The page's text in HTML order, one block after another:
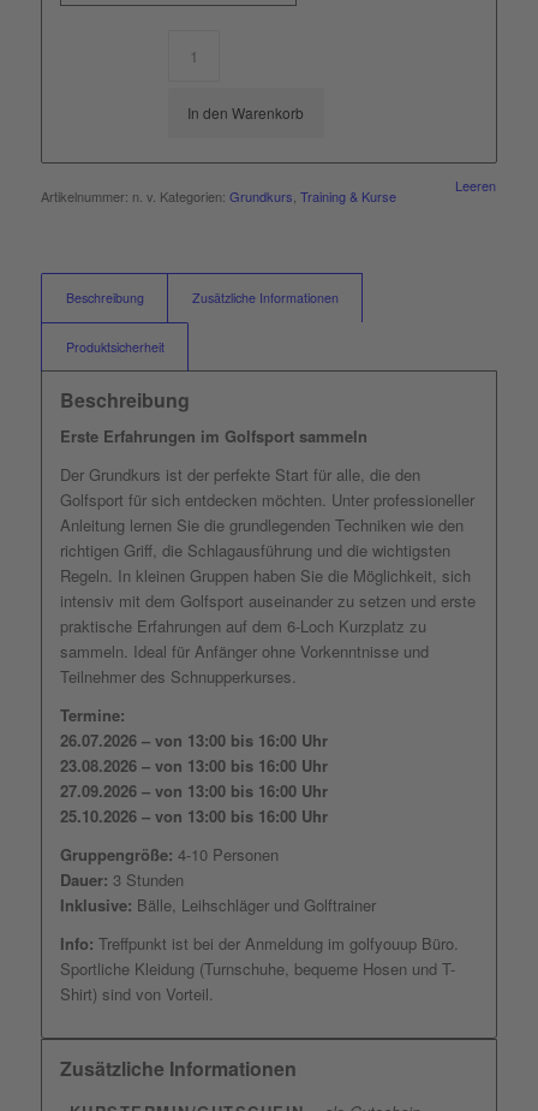
Leeren
In den Warenkorb
Artikelnummer: n. v. Kategorien: Grundkurs, Training & Kurse
Beschreibung Zusätzliche Informationen
Produktsicherheit
Beschreibung
Erste Erfahrungen im Golfsport sammeln
Der Grundkurs ist der perfekte Start für alle, die den
Golfsport für sich entdecken möchten. Unter professioneller
Anleitung lernen Sie die grundlegenden Techniken wie den
richtigen Griff, die Schlagausführung und die wichtigsten
Regeln. In kleinen Gruppen haben Sie die Möglichkeit, sich
intensiv mit dem Golfsport auseinander zu setzen und erste
praktische Erfahrungen auf dem 6-Loch Kurzplatz zu
sammeln. Ideal für Anfänger ohne Vorkenntnisse und
Teilnehmer des Schnupperkurses.
Termine:
26.07.2026 – von 13:00 bis 16:00 Uhr
23.08.2026 – von 13:00 bis 16:00 Uhr
27.09.2026 – von 13:00 bis 16:00 Uhr
25.10.2026 – von 13:00 bis 16:00 Uhr
Gruppengröße: 4-10 Personen
Dauer: 3 Stunden
Inklusive: Bälle, Leihschläger und Golftrainer
Info: Treffpunkt ist bei der Anmeldung im golfyouup Büro.
Sportliche Kleidung (Turnschuhe, bequeme Hosen und T-
Shirt) sind von Vorteil.
Zusätzliche Informationen